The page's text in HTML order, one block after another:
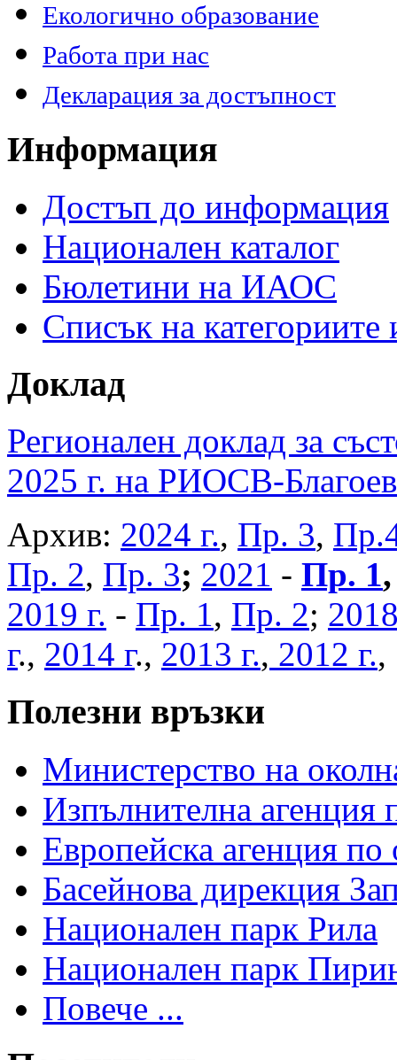
Екологично образование
Работа при нас
Декларация за достъпност
Информация
Достъп до информация
Национален каталог
Бюлетини на ИАОС
Списък на
Доклад
Регионален доклад за
2025 г. на РИОСВ-
Архив: 2024 г., Пр. 3,
Пр. 2, Пр. 3; 2021 - Пр. 1
2019 г. - Пр. 1, Пр. 2;
г., 2014 г., 2013 г., 2012 г.
Полезни връзки
Министерство на
Изпълнителна агенция
Европейска агенция по
Басейнова дирекция
Национален парк Рила
Национален парк
Повече ...